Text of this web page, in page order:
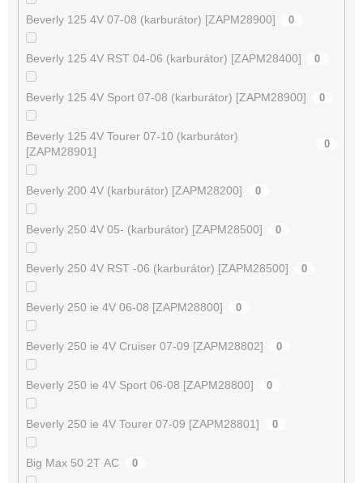
Beverly 125 4V 07-08 (karburátor) [ZAPM28900] 0
Beverly 125 4V RST 04-06 (karburátor) [ZAPM28400] 0
Beverly 125 4V Sport 07-08 (karburátor) [ZAPM28900] 0
Beverly 125 4V Tourer 07-10 (karburátor)
[ZAPM28901]
0
Beverly 200 4V (karburátor) [ZAPM28200] 0
Beverly 250 4V 05- (karburátor) [ZAPM28500] 0
Beverly 250 4V RST -06 (karburátor) [ZAPM28500] 0
Beverly 250 ie 4V 06-08 [ZAPM28800] 0
Beverly 250 ie 4V Cruiser 07-09 [ZAPM28802] 0
Beverly 250 ie 4V Sport 06-08 [ZAPM28800] 0
Beverly 250 ie 4V Tourer 07-09 [ZAPM28801] 0
Big Max 50 2T AC 0